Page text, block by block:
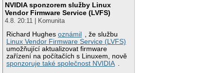
NVIDIA sponzorem služby Linux
Vendor Firmware Service (LVFS)
4.8. 20:11 | Komunita
Richard Hughesoznámil
, že službu
Linux Vendor Firmware Service (LVFS)
umožňující aktualizovat firmware
zařízení na počítačích s Linuxem, nově
sponzoruje také společnost NVIDIA .